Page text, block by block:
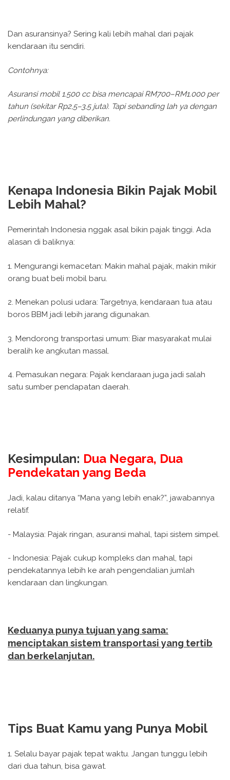
Dan asuransinya? Sering kali lebih mahal dari pajak
kendaraan itu sendiri.
Contohnya:
Asuransi mobil 1.500 cc bisa mencapai RM700–RM1.000 per
tahun (sekitar Rp2,5–3,5 juta). Tapi sebanding lah ya dengan
perlindungan yang diberikan.
Kenapa Indonesia Bikin Pajak Mobil
Lebih Mahal?
Pemerintah Indonesia nggak asal bikin pajak tinggi. Ada
alasan di baliknya:
1. Mengurangi kemacetan: Makin mahal pajak, makin mikir
orang buat beli mobil baru.
2. Menekan polusi udara: Targetnya, kendaraan tua atau
boros BBM jadi lebih jarang digunakan.
3. Mendorong transportasi umum: Biar masyarakat mulai
beralih ke angkutan massal.
4. Pemasukan negara: Pajak kendaraan juga jadi salah
satu sumber pendapatan daerah.
Kesimpulan: Dua Negara, Dua
Pendekatan yang Beda
Jadi, kalau ditanya “Mana yang lebih enak?”, jawabannya
relatif.
- Malaysia: Pajak ringan, asuransi mahal, tapi sistem simpel.
- Indonesia: Pajak cukup kompleks dan mahal, tapi
pendekatannya lebih ke arah pengendalian jumlah
kendaraan dan lingkungan.
Keduanya punya tujuan yang sama:
menciptakan sistem transportasi yang tertib
dan berkelanjutan.
Tips Buat Kamu yang Punya Mobil
1. Selalu bayar pajak tepat waktu. Jangan tunggu lebih
dari dua tahun, bisa gawat.